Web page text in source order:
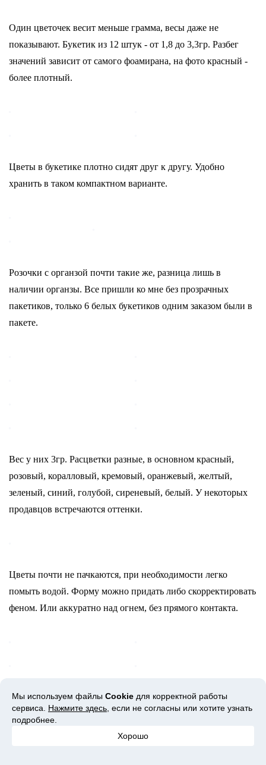
Один цветочек весит меньше грамма, весы даже не
показывают. Букетик из 12 штук - от 1,8 до 3,3гр. Разбег
значений зависит от самого фоамирана, на фото красный -
более плотный.
Цветы в букетике плотно сидят друг к другу. Удобно
хранить в таком компактном варианте.
Розочки с органзой почти такие же, разница лишь в
наличии органзы. Все пришли ко мне без прозрачных
пакетиков, только 6 белых букетиков одним заказом были в
пакете.
Вес у них 3гр. Расцветки разные, в основном красный,
розовый, коралловый, кремовый, оранжевый, желтый,
зеленый, синий, голубой, сиреневый, белый. У некоторых
продавцов встречаются оттенки.
Цветы почти не пачкаются, при необходимости легко
помыть водой. Форму можно придать либо скорректировать
феном. Или аккуратно над огнем, без прямого контакта.
Мы используем файлы Cookie для корректной работы
сервиса. Нажмите здесь , если не согласны или хотите узнать
подробнее.
Хорошо